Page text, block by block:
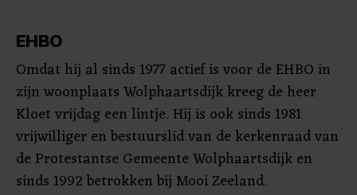
EHBO
Omdat hij al sinds 1977 actief is voor de EHBO in
zijn woonplaats Wolphaartsdijk kreeg de heer
Kloet vrijdag een lintje. Hij is ook sinds 1981
vrijwilliger en bestuurslid van de kerkenraad van
de Protestantse Gemeente Wolphaartsdijk en
sinds 1992 betrokken bij Mooi Zeeland.